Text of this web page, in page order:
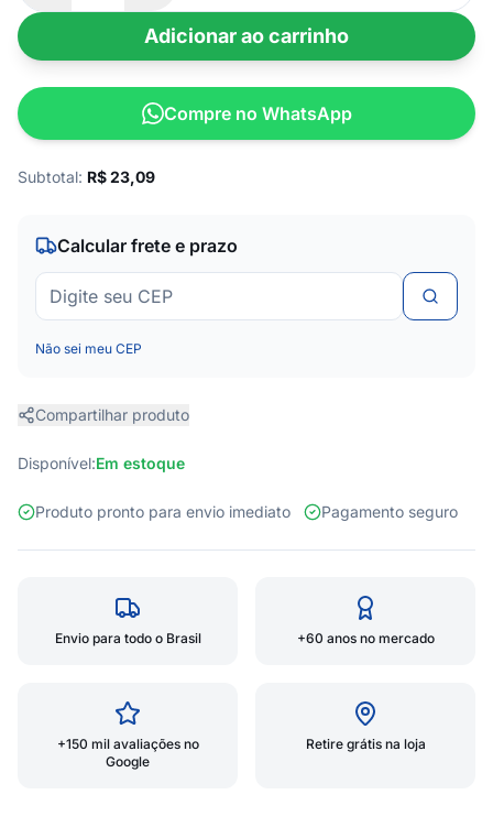
Adicionar ao carrinho
Compre no WhatsApp
Subtotal: R$23,09
Calcular frete e prazo
Não sei meu CEP
Compartilhar produto
Disponível:Em estoque
Produto pronto para envio imediato Pagamento seguro
Envio para todo o Brasil +60 anos no mercado
+150 mil avaliações no
Google
Retire grátis na loja